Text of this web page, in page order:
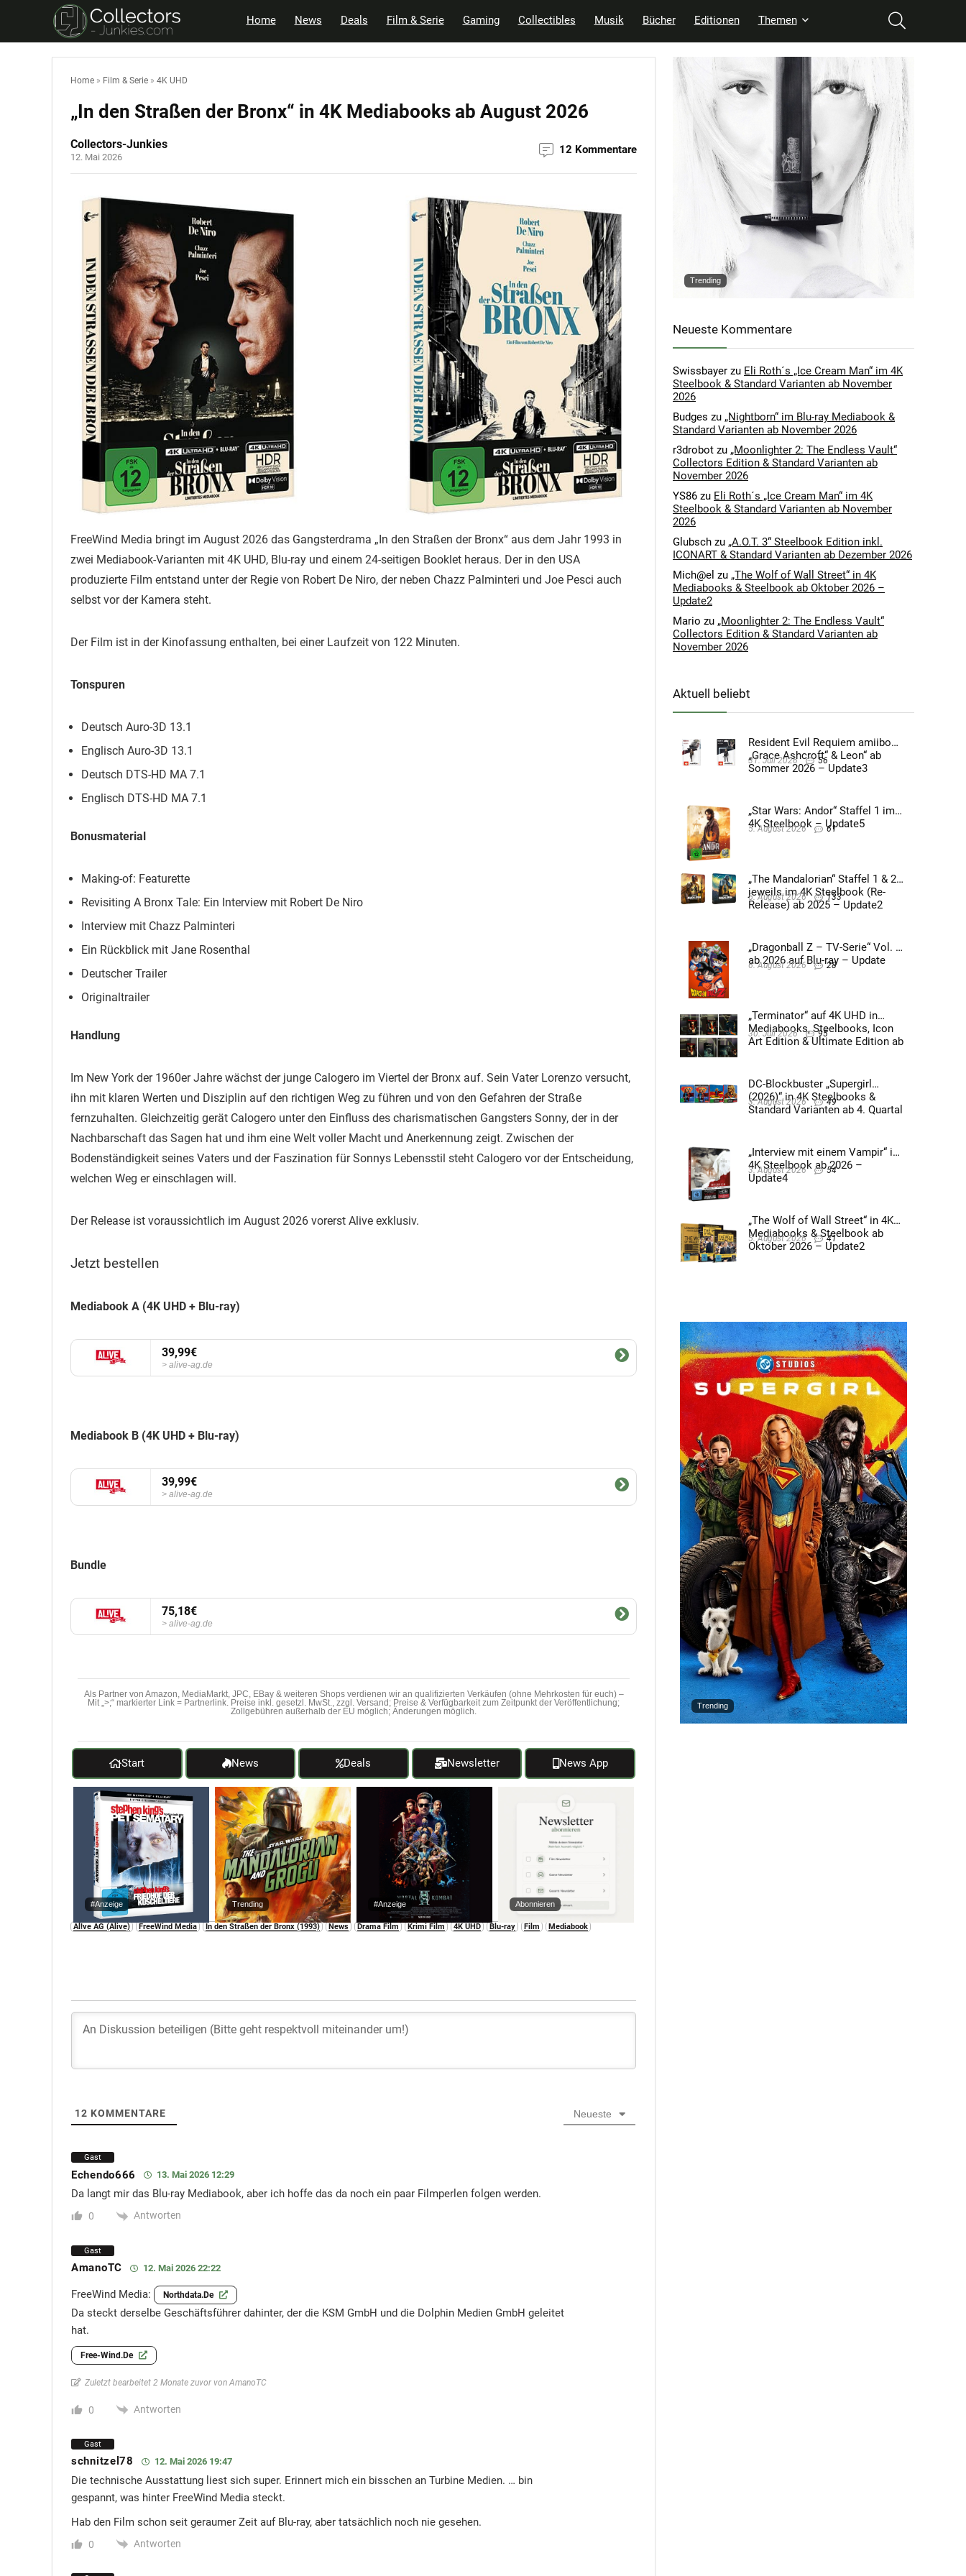
Home News Deals Film & Serie Gaming Collectibles Musik Bücher Editionen Themen
Home » Film & Serie » 4K UHD
„In den Straßen der Bronx“ in 4K Mediabooks ab August 2026
Collectors-Junkies
12. Mai 2026
12 Kommentare
FreeWind Media bringt im August 2026 das Gangsterdrama „In den Straßen der Bronx“ aus dem Jahr 1993 in
zwei Mediabook-Varianten mit 4K UHD, Blu-ray und einem 24-seitigen Booklet heraus. Der in den USA
produzierte Film entstand unter der Regie von Robert De Niro, der neben Chazz Palminteri und Joe Pesci auch
selbst vor der Kamera steht.
Der Film ist in der Kinofassung enthalten, bei einer Laufzeit von 122 Minuten.
Tonspuren
Deutsch Auro-3D 13.1
Englisch Auro-3D 13.1
Deutsch DTS-HD MA 7.1
Englisch DTS-HD MA 7.1
Bonusmaterial
Making-of: Featurette
Revisiting A Bronx Tale: Ein Interview mit Robert De Niro
Interview mit Chazz Palminteri
Ein Rückblick mit Jane Rosenthal
Deutscher Trailer
Originaltrailer
Handlung
Im New York der 1960er Jahre wächst der junge Calogero im Viertel der Bronx auf. Sein Vater Lorenzo versucht,
ihn mit klaren Werten und Disziplin auf den richtigen Weg zu führen und von den Gefahren der Straße
fernzuhalten. Gleichzeitig gerät Calogero unter den Einfluss des charismatischen Gangsters Sonny, der in der
Nachbarschaft das Sagen hat und ihm eine Welt voller Macht und Anerkennung zeigt. Zwischen der
Bodenständigkeit seines Vaters und der Faszination für Sonnys Lebensstil steht Calogero vor der Entscheidung,
welchen Weg er einschlagen will.
Der Release ist voraussichtlich im August 2026 vorerst Alive exklusiv.
Jetzt bestellen
Mediabook A (4K UHD + Blu-ray)
39,99€
alive-ag.de
Mediabook B (4K UHD + Blu-ray)
39,99€
alive-ag.de
Bundle
75,18€
alive-ag.de
Als Partner von Amazon, MediaMarkt, JPC, EBay & weiteren Shops verdienen wir an qualifizierten Verkäufen (ohne Mehrkosten für euch) –
Mit „>;“ markierter Link = Partnerlink. Preise inkl. gesetzl. MwSt., zzgl. Versand; Preise & Verfügbarkeit zum Zeitpunkt der Veröffentlichung;
Zollgebühren außerhalb der EU möglich; Änderungen möglich.
Start News Deals Newsletter News App
#Anzeige Trending #Anzeige Abonnieren
Al!ve AG (Alive) FreeWind Media In den Straßen der Bronx (1993) News Drama Film Krimi Film 4K UHD Blu-ray Film Mediabook
12 KOMMENTARE Neueste
Gast
Echendo666 13. Mai 2026 12:29
Da langt mir das Blu-ray Mediabook, aber ich hoffe das da noch ein paar Filmperlen folgen werden.
0 Antworten
Gast
AmanoTC 12. Mai 2026 22:22
FreeWind Media: Northdata.de
Da steckt derselbe Geschäftsführer dahinter, der die KSM GmbH und die Dolphin Medien GmbH geleitet
hat.
Free-Wind.de
Zuletzt bearbeitet 2 Monate zuvor von AmanoTC
0 Antworten
Gast
schnitzel78 12. Mai 2026 19:47
Die technische Ausstattung liest sich super. Erinnert mich ein bisschen an Turbine Medien. … bin
gespannt, was hinter FreeWind Media steckt.
Hab den Film schon seit geraumer Zeit auf Blu-ray, aber tatsächlich noch nie gesehen.
0 Antworten
Trending
Neueste Kommentare
Swissbayer zu Eli Roth´s „Ice Cream Man“ im 4K
Steelbook & Standard Varianten ab November
2026
Budges zu „Nightborn“ im Blu-ray Mediabook &
Standard Varianten ab November 2026
r3drobot zu „Moonlighter 2: The Endless Vault“
Collectors Edition & Standard Varianten ab
November 2026
YS86 zu Eli Roth´s „Ice Cream Man“ im 4K
Steelbook & Standard Varianten ab November
2026
Glubsch zu „A.O.T. 3“ Steelbook Edition inkl.
ICONART & Standard Varianten ab Dezember 2026
Mich@el zu „The Wolf of Wall Street“ in 4K
Mediabooks & Steelbook ab Oktober 2026 –
Update2
Mario zu „Moonlighter 2: The Endless Vault“
Collectors Edition & Standard Varianten ab
November 2026
Aktuell beliebt
Resident Evil Requiem amiibo
„Grace Ashcroft“ & Leon“ ab
Sommer 2026 – Update3
31. Juli 2026 56
„Star Wars: Andor“ Staffel 1 im
4K Steelbook – Update5
5. August 2026 61
„The Mandalorian“ Staffel 1 & 2
jeweils im 4K Steelbook (Re-
Release) ab 2025 – Update2
5. August 2026 133
„Dragonball Z – TV-Serie“ Vol. 4
ab 2026 auf Blu-ray – Update
6. August 2026 28
„Terminator“ auf 4K UHD in
Mediabooks, Steelbooks, Icon
Art Edition & Ultimate Edition ab
30. Juli 2026 95
DC-Blockbuster „Supergirl
(2026)“ in 4K Steelbooks &
Standard Varianten ab 4. Quartal
3. August 2026 49
„Interview mit einem Vampir“ im
4K Steelbook ab 2026 –
Update4
3. August 2026 54
„The Wolf of Wall Street“ in 4K
Mediabooks & Steelbook ab
Oktober 2026 – Update2
5. August 2026 41
Trending